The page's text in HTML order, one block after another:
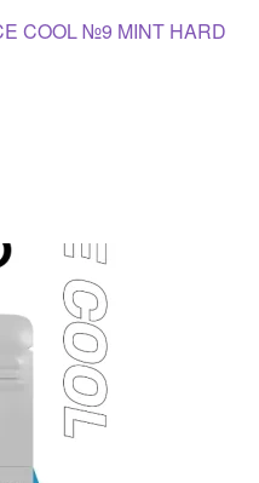
COOL №9 MINT HARD